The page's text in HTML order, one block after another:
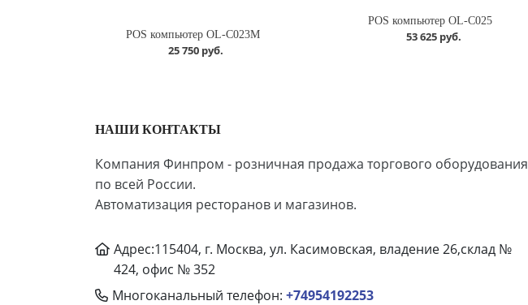
POS компьютер OL-C023M
25 750 руб.
POS компьютер OL-C025
53 625 руб.
НАШИ КОНТАКТЫ
Компания Финпром - розничная продажа торгового оборудования
по всей России.
Автоматизация ресторанов и магазинов.
Адрес:115404, г. Москва, ул. Касимовская, владение 26,склад №
424, офис № 352
Многоканальный телефон: +74954192253